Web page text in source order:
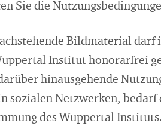
Sie die
Bildmaterial
Institut honorarfrei
hinausgehende
sozialen Netzwerken,
des Wuppertal Instituts.